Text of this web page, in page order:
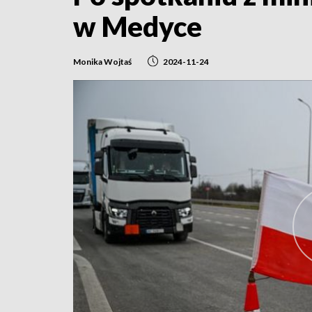
w Medyce
Monika Wojtaś 2024-11-24